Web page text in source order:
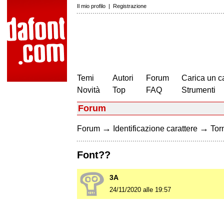
Il mio profilo | Registrazione
Temi
Novità
Autori
Top
Forum
FAQ
Carica un
Strumenti
Forum
Forum → Identificazione carattere →
Font??
3A
24/11/2020 alle 19:57